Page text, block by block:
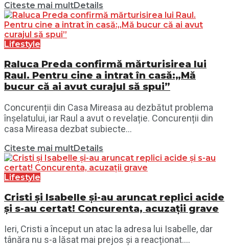
Citeste mai multDetails
Lifestyle
Raluca Preda confirmă mărturisirea lui
Raul. Pentru cine a intrat în casă:„Mă
bucur că ai avut curajul să spui”
Concurenții din Casa Mireasa au dezbătut problema
înșelatului, iar Raul a avut o revelație. Concurenții din
casa Mireasa dezbat subiecte...
Citeste mai multDetails
Lifestyle
Cristi și Isabelle și-au aruncat replici acide
și s-au certat! Concurenta, acuzații grave
Ieri, Cristi a început un atac la adresa lui Isabelle, dar
tânăra nu s-a lăsat mai prejos și a reacționat....